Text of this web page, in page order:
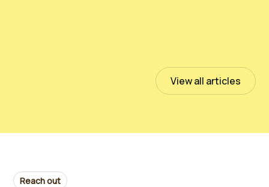
View all articles
Reach out